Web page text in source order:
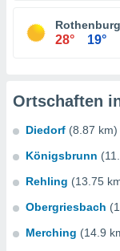
28° 19°
Ortschaften
Diedorf (8.87 km)
Königsbrunn
Rehling (13.75
Obergriesbach
Merching (14.9